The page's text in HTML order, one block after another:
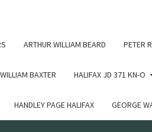
argument qui est
ARTHUR WILLIAM BEARD PETER
BAXTER HALIFAX JD 371 KN-O
HANDLEY PAGE HALIFAX GEORGE